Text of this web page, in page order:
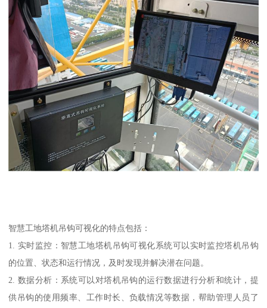
智慧工地塔机吊钩可视化的特点包括：
1. 实时监控：智慧工地塔机吊钩可视化系统可以实时监控塔机吊钩
的位置、状态和运行情况，及时发现并解决潜在问题。
2. 数据分析：系统可以对塔机吊钩的运行数据进行分析和统计，提
供吊钩的使用频率、工作时长、负载情况等数据，帮助管理人员了